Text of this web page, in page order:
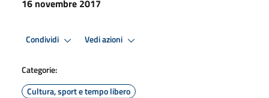
16 novembre 2017
Condividi Vedi azioni
Categorie:
Cultura, sport e tempo libero